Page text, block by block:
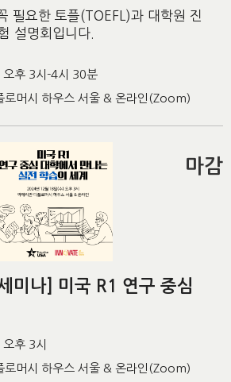
필요한 토플(TOEFL)과 대학원 진
설명회입니다.
후 3시-4시 30분
로머시 하우스 서울 & 온라인(Zoom)
미나] 미국 R1 연구 중심
후 3시
로머시 하우스 서울 & 온라인(Zoom)
마감